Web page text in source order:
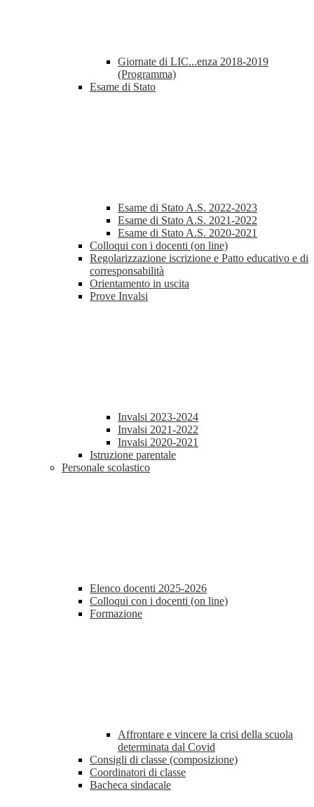
Giornate di LIC...enza 2018-2019
(Programma)
Esame di Stato
Esame di Stato A.S. 2022-2023
Esame di Stato A.S. 2021-2022
Esame di Stato A.S. 2020-2021
Colloqui con i docenti (on line)
Regolarizzazione iscrizione e Patto educativo e di
corresponsabilità
Orientamento in uscita
Prove Invalsi
Invalsi 2023-2024
Invalsi 2021-2022
Invalsi 2020-2021
Istruzione parentale
Personale scolastico
Elenco docenti 2025-2026
Colloqui con i docenti (on line)
Formazione
Affrontare e vincere la crisi della scuola
determinata dal Covid
Consigli di classe (composizione)
Coordinatori di classe
Bacheca sindacale